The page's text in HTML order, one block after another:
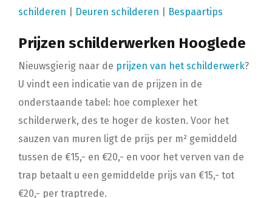
schilderen
Deuren schilderen Bespaartips
Prijzen schilderwerken Hooglede
Nieuwsgierig naar de prijzen van het schilderwerk?
U vindt een indicatie van de prijzen in de
onderstaande tabel: hoe complexer het
schilderwerk, des te hoger de kosten. Voor het
sauzen van muren ligt de prijs per m² gemiddeld
tussen de €15,- en €20,- en voor het verven van de
trap betaalt u een gemiddelde prijs van €15,- tot
€20,- per traptrede.